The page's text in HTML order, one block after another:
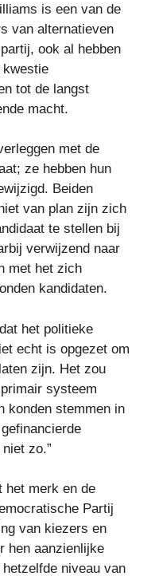
is een van de
van alternatieven
ook al hebben
tot de langst
macht.
met de
ze hebben hun
Beiden
van plan zijn zich
te stellen bij
verwijzend naar
met het zich
kandidaten.
het politieke
echt is opgezet om
zijn. Het zou
systeem
konden stemmen in
zo.”
het merk en de
Partij
van kiezers en
hen aanzienlijke
niveau van